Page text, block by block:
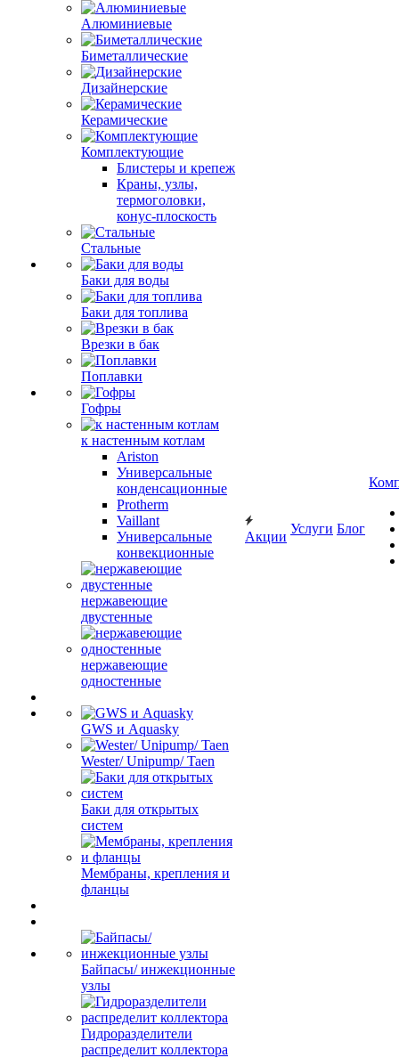
Алюминиевые
Биметаллические
Дизайнерские
Керамические
Комплектующие
Блистеры и крепеж
Краны, узлы,
термоголовки,
конус-плоскость
Стальные
Баки для воды
Баки для топлива
Врезки в бак
Поплавки
Гофры
к настенным котлам
Ariston
Универсальные
конденсационные
Protherm
Vaillant
Универсальные
конвекционные
нержавеющие
двустенные
нержавеющие
одностенные
GWS и Aquasky
Wester/ Unipump/ Taen
Баки для открытых
систем
Мембраны, крепления и
фланцы
Байпасы/ инжекционные
узлы
Гидроразделители
распределит коллектора
Акции
Услуги Блог